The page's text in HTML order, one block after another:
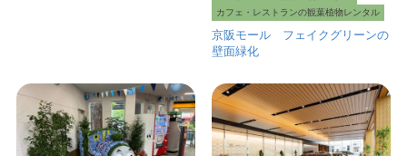
京阪モール フェイクグリーンの
壁面緑化
カフェ・レストランの観葉植物レンタル